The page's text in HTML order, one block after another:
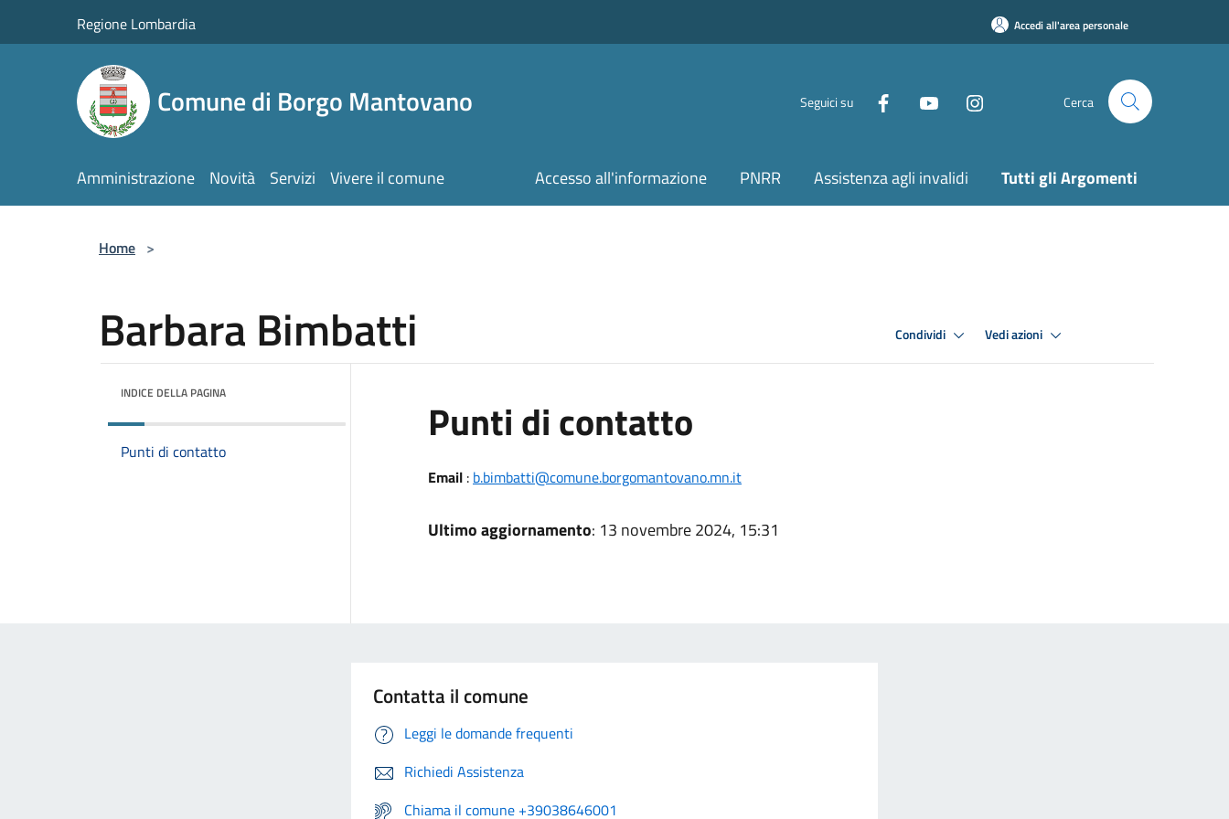
Regione Lombardia Accedi all'area personale
Comune di Borgo Mantovano Seguici su Cerca
Amministrazione Novità Servizi Vivere il comune Accesso all'informazione PNRR Assistenza agli invalidi Tutti gli Argomenti
Home >
Barbara Bimbatti Condividi Vedi azioni
INDICE DELLA PAGINA
Punti di contatto
Punti di contatto
Email: b.bimbatti@comune.borgomantovano.mn.it
Ultimo aggiornamento: 13 novembre 2024, 15:31
Contatta il comune
Leggi le domande frequenti
Richiedi Assistenza
Chiama il comune +39038646001